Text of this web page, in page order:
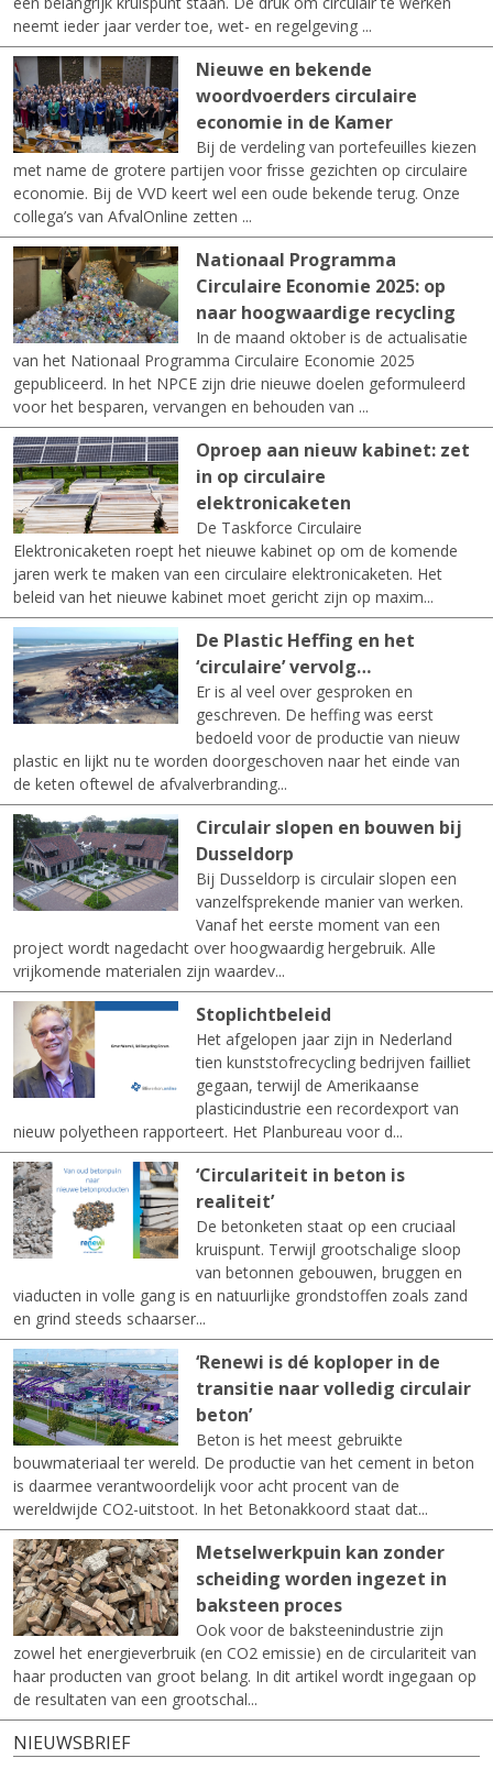
neemt ieder jaar verder toe, wet- en regelgeving ...
Nieuwe en bekende
woordvoerders circulaire
economie in de Kamer
Bij de verdeling van portefeuilles kiezen
met name de grotere partijen voor frisse gezichten op circulaire
economie. Bij de VVD keert wel een oude bekende terug. Onze
collega’s van AfvalOnline zetten ...
Nationaal Programma
Circulaire Economie 2025: op
naar hoogwaardige recycling
In de maand oktober is de actualisatie
van het Nationaal Programma Circulaire Economie 2025
gepubliceerd. In het NPCE zijn drie nieuwe doelen geformuleerd
voor het besparen, vervangen en behouden van ...
Oproep aan nieuw kabinet: zet
in op circulaire
elektronicaketen
De Taskforce Circulaire
Elektronicaketen roept het nieuwe kabinet op om de komende
jaren werk te maken van een circulaire elektronicaketen. Het
beleid van het nieuwe kabinet moet gericht zijn op maxim...
De Plastic Heffing en het
‘circulaire’ vervolg…
Er is al veel over gesproken en
geschreven. De heffing was eerst
bedoeld voor de productie van nieuw
plastic en lijkt nu te worden doorgeschoven naar het einde van
de keten oftewel de afvalverbranding...
Circulair slopen en bouwen bij
Dusseldorp
Bij Dusseldorp is circulair slopen een
vanzelfsprekende manier van werken.
Vanaf het eerste moment van een
project wordt nagedacht over hoogwaardig hergebruik. Alle
vrijkomende materialen zijn waardev...
Stoplichtbeleid
Het afgelopen jaar zijn in Nederland
tien kunststofrecycling bedrijven failliet
gegaan, terwijl de Amerikaanse
plasticindustrie een recordexport van
nieuw polyetheen rapporteert. Het Planbureau voor d...
‘Circulariteit in beton is
realiteit’
De betonketen staat op een cruciaal
kruispunt. Terwijl grootschalige sloop
van betonnen gebouwen, bruggen en
viaducten in volle gang is en natuurlijke grondstoffen zoals zand
en grind steeds schaarser...
‘Renewi is dé koploper in de
transitie naar volledig circulair
beton’
Beton is het meest gebruikte
bouwmateriaal ter wereld. De productie van het cement in beton
is daarmee verantwoordelijk voor acht procent van de
wereldwijde CO2-uitstoot. In het Betonakkoord staat dat...
Metselwerkpuin kan zonder
scheiding worden ingezet in
baksteen proces
Ook voor de baksteenindustrie zijn
zowel het energieverbruik (en CO2 emissie) en de circulariteit van
haar producten van groot belang. In dit artikel wordt ingegaan op
de resultaten van een grootschal...
NIEUWSBRIEF